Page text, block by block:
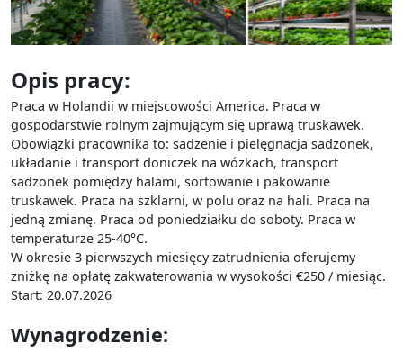
Opis pracy:
Praca w Holandii w miejscowości America. Praca w
gospodarstwie rolnym zajmującym się uprawą truskawek.
Obowiązki pracownika to: sadzenie i pielęgnacja sadzonek,
układanie i transport doniczek na wózkach, transport
sadzonek pomiędzy halami, sortowanie i pakowanie
truskawek. Praca na szklarni, w polu oraz na hali. Praca na
jedną zmianę. Praca od poniedziałku do soboty. Praca w
temperaturze 25-40°C.
W okresie 3 pierwszych miesięcy zatrudnienia oferujemy
zniżkę na opłatę zakwaterowania w wysokości €250 / miesiąc.
Start: 20.07.2026
Wynagrodzenie: